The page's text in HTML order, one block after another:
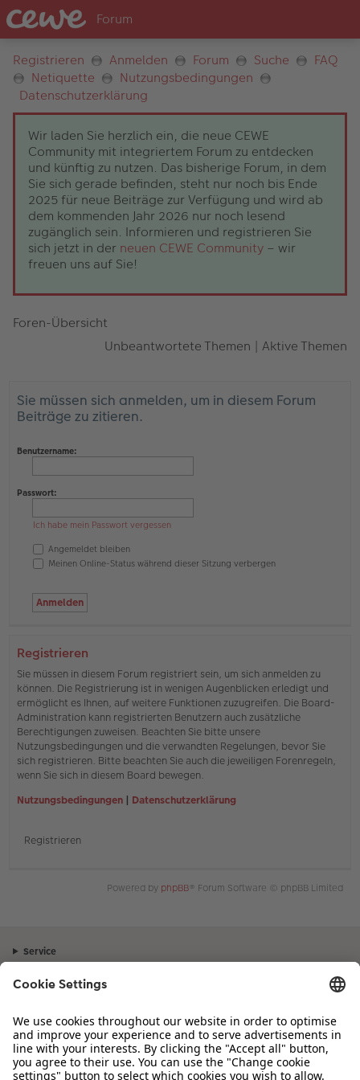
Registrieren Anmelden Forum Suche
FAQ
Netiquette
Nutzungsbedingungen
Datenschutzerklärung
Wir laden Sie herzlich ein, die neue CEWE
Community mit integriertem Forum zu entdecken
und künftig zu nutzen. Das bisherige Forum, in dem
Sie sich gerade befinden, steht nur noch bis Ende
2025 für neue Beiträge zur Verfügung und wird ab
dem kommenden Jahr 2026 nur noch lesend
zugänglich sein. Informieren und registrieren Sie
sich jetzt in der neuen CEWE Community – wir
freuen uns auf Sie!
Foren-Übersicht
Unbeantwortete Themen | Aktive Themen
Sie müssen sich anmelden, um in diesem Forum
Beiträge zu zitieren.
Benutzername:
Passwort:
Ich habe mein Passwort vergessen
Angemeldet bleiben
Meinen Online-Status während dieser Sitzung verbergen
Registrieren
Sie müssen in diesem Forum registriert sein, um sich anmelden zu
können. Die Registrierung ist in wenigen Augenblicken erledigt und
ermöglicht es Ihnen, auf weitere Funktionen zuzugreifen. Die Board-
Administration kann registrierten Benutzern auch zusätzliche
Berechtigungen zuweisen. Beachten Sie bitte unsere
Nutzungsbedingungen und die verwandten Regelungen, bevor Sie
sich registrieren. Bitte beachten Sie auch die jeweiligen Forenregeln,
wenn Sie sich in diesem Board bewegen.
Nutzungsbedingungen | Datenschutzerklärung
Registrieren
Powered by phpBB® Forum Software © phpBB Limited
Service
Sortiment